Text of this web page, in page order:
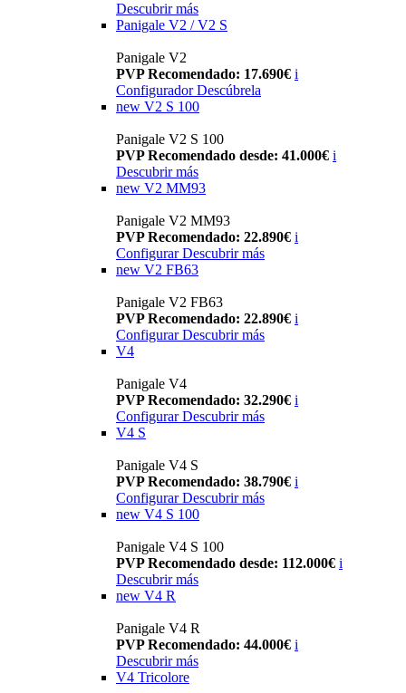
Descubrir más
Panigale V2 / V2 S
Panigale V2
PVP Recomendado: 17.690€ i
Configurador Descúbrela
new V2 S 100
Panigale V2 S 100
PVP Recomendado desde: 41.000€ i
Descubrir más
new V2 MM93
Panigale V2 MM93
PVP Recomendado: 22.890€ i
Configurar Descubrir más
new V2 FB63
Panigale V2 FB63
PVP Recomendado: 22.890€ i
Configurar Descubrir más
V4
Panigale V4
PVP Recomendado: 32.290€ i
Configurar Descubrir más
V4 S
Panigale V4 S
PVP Recomendado: 38.790€ i
Configurar Descubrir más
new V4 S 100
Panigale V4 S 100
PVP Recomendado desde: 112.000€ i
Descubrir más
new V4 R
Panigale V4 R
PVP Recomendado: 44.000€ i
Descubrir más
V4 Tricolore